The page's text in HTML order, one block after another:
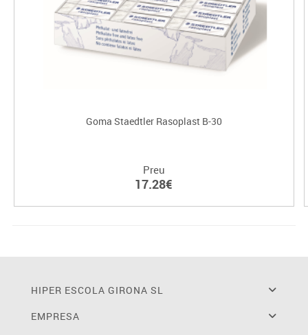
Goma Staedtler Rasoplast B-30
Preu
17.28€
HIPER ESCOLA GIRONA SL
EMPRESA